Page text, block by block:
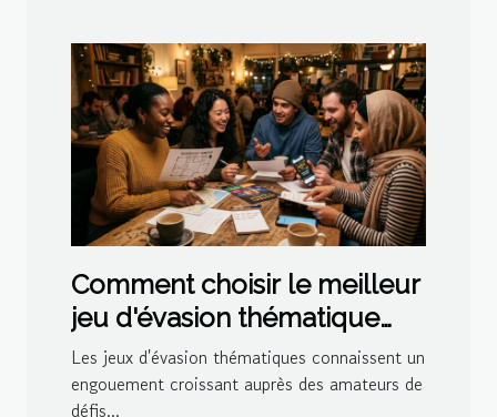
Comment choisir le meilleur
jeu d'évasion thématique
pour votre prochaine sortie
?
Les jeux d'évasion thématiques connaissent un
engouement croissant auprès des amateurs de
défis...